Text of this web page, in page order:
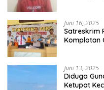
Juni 16, 2025
Satreskrim
Komplotan
Juni 13, 2025
Diduga
Ketupat